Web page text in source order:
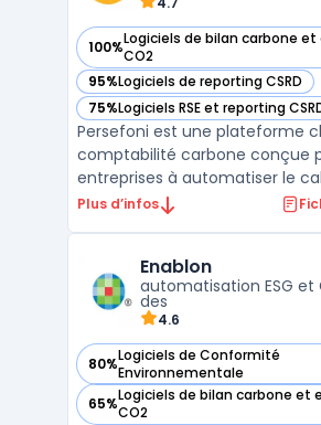
100%Logiciels de bilan carbone
CO2
— voir Persefoni dans cette
95%Logiciels de reporting CSRD
— voir Persefoni dans cette
75%Logiciels RSE et reporting
— voir Persefoni dans cette
Persefoni est une plateforme
comptabilité carbone conçue
entreprises à automatiser le
empreinte carbone et à se
intuitive, la plateforme permet
émission ...
Plus d’infos
Enablon
automatisation ESG et
des
4.6
80%Logiciels de Conformité
Environnementale
— voir Enablon dans cette
65%Logiciels de bilan carbone et
CO2
— voir Enablon dans cette